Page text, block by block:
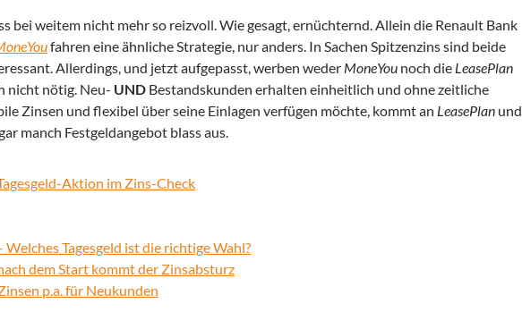
bei weitem nicht mehr so reizvoll. Wie gesagt, ernüchternd. Allein die Renault Bank
fahren eine ähnliche Strategie, nur anders. In Sachen Spitzenzins sind beide
Allerdings, und jetzt aufgepasst, werben weder MoneYou noch die LeasePlan
nicht nötig. Neu- UND Bestandskunden erhalten einheitlich und ohne zeitliche
Zinsen und flexibel über seine Einlagen verfügen möchte, kommt an LeasePlan und
manch Festgeldangebot blass aus.
Aktion im Zins-Check
Tagesgeld ist die richtige Wahl?
dem Start kommt der Zinsabsturz
p.a. für Neukunden